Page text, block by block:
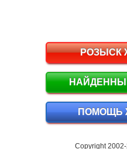
РОЗЫСК
ПОМОЩЬ
Copyright